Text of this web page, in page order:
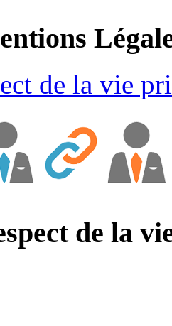
de la vie
de la